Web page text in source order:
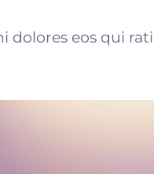
dolores eos qui